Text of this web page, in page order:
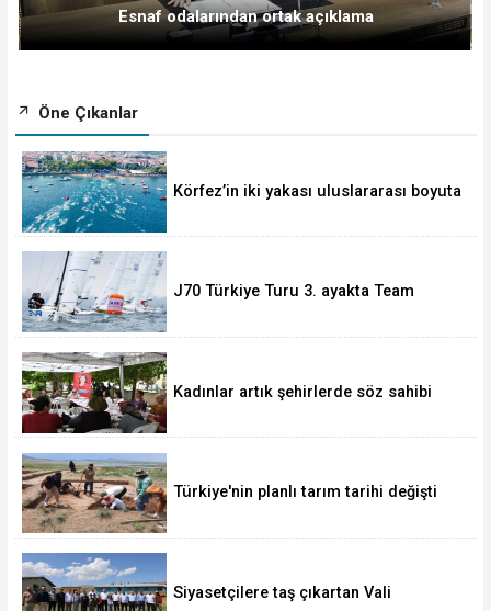
Esnaf odalarından ortak açıklama
Öne Çıkanlar
Körfez’in iki yakası uluslararası boyuta
J70 Türkiye Turu 3. ayakta Team
Kadınlar artık şehirlerde söz sahibi
Türkiye'nin planlı tarım tarihi değişti
Siyasetçilere taş çıkartan Vali